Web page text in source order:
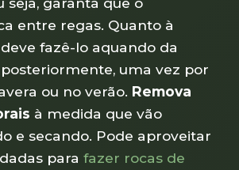
entre regas. Quanto à
deve fazê-lo aquando da
uma vez por
ou no verão. Remova
à medida que vão
e secando. Pode aproveitar
para fazer rocas de